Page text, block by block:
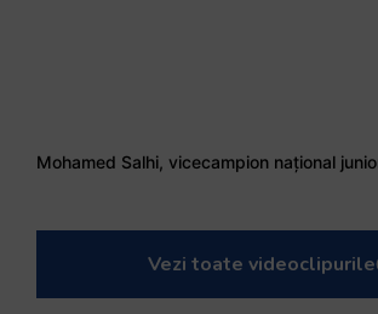
Vezi toate videoclipurile